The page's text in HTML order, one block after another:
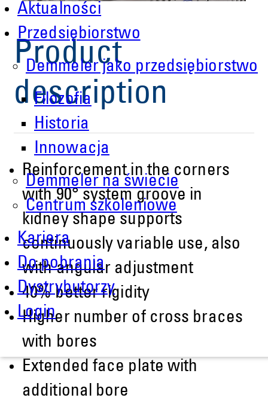
Aktualności
Przedsiębiorstwo
Demmeler jako przedsiębiorstwo
Filozofia
Historia
Innowacja
Demmeler na świecie
Centrum szkoleniowe
Kariera
Do pobrania
Dystrybutorzy
Login
Product
description
Reinforcement in the corners
with 90° system groove in
kidney shape supports
continuously variable use, also
with angular adjustment
40% better rigidity
Higher number of cross braces
with bores
Extended face plate with
additional bore